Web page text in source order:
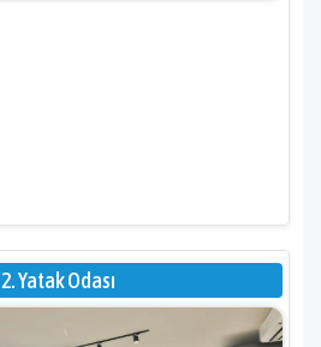
2. Yatak Odası